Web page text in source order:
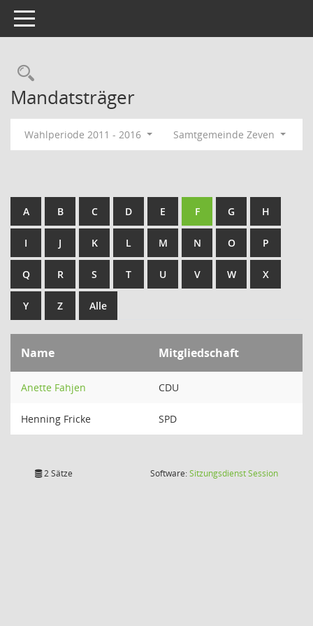
Toggle navigation
Rechercheauswahl
Mandatsträger
Wahlperiode 2011 - 2016 Samtgemeinde Zeven
A B C D E F G H
I J K L M N O P
Q R S T U V W X
Y Z Alle
Name Mitgliedschaft
Anette Fahjen CDU
Henning Fricke SPD
2 Sätze Software:SitzungsdienstSession(Wird in